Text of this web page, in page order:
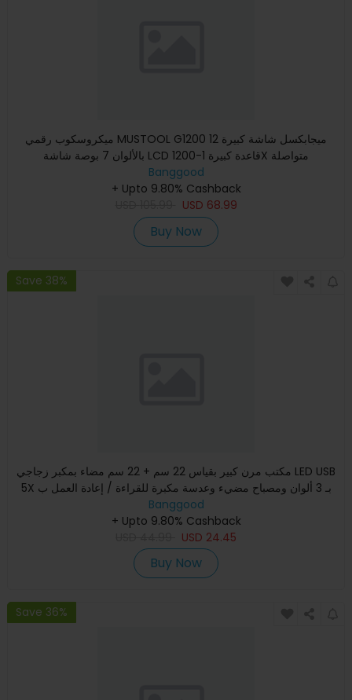
ميكروسكوب رقمي MUSTOOL G1200 12 ميجابكسل شاشة كبيرة
بالألوان 7 بوصة شاشة LCD قاعدة كبيرة 1-1200X متواصلة
Banggood
+ Upto 9.80% Cashback
USD 68.99
Buy Now
Save 38%
مكتب مرن كبير بقياس 22 سم + 22 سم مضاء بمكبر زجاجي LED USB
5X بـ 3 ألوان ومصباح مضيء وعدسة مكبرة للقراءة / إعادة العمل ب
Banggood
+ Upto 9.80% Cashback
USD 24.45
Buy Now
Save 36%